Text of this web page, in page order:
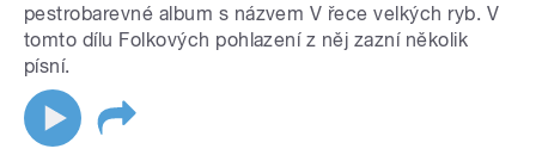
pestrobarevné album s názvem V řece velkých ryb. V
tomto dílu Folkových pohlazení z něj zazní několik
písní.